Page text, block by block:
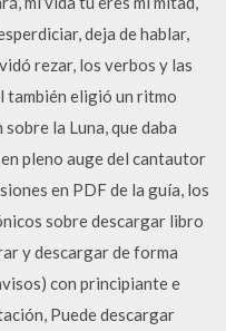
deja de hablar,
rezar, los verbos y las
también eligió un ritmo
la Luna, que daba
pleno auge del cantautor
en PDF de la guía, los
sobre descargar libro
y descargar de forma
con principiante e
Puede descargar